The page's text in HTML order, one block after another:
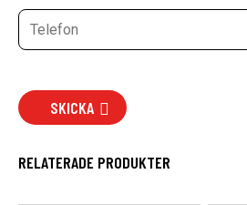
SKICKA
RELATERADE PRODUKTER